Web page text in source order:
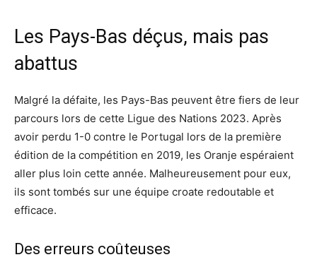
Les Pays-Bas déçus, mais pas
abattus
Malgré la défaite, les Pays-Bas peuvent être fiers de leur
parcours lors de cette Ligue des Nations 2023. Après
avoir perdu 1-0 contre le Portugal lors de la première
édition de la compétition en 2019, les Oranje espéraient
aller plus loin cette année. Malheureusement pour eux,
ils sont tombés sur une équipe croate redoutable et
efficace.
Des erreurs coûteuses